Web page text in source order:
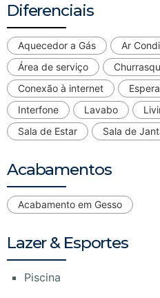
Diferenciais
Aquecedor a Gás
Ar
Área de serviço
Conexão à internet
Interfone
Lavabo
Sala de Estar
Sala de
Acabamentos
Acabamento em Gesso
Lazer & Esportes
Piscina